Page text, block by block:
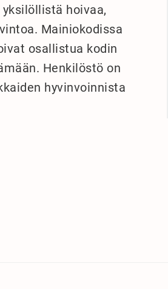
hoivaa,
Mainiokodissa
osallistua kodin
Henkilöstö on
hyvinvoinnista